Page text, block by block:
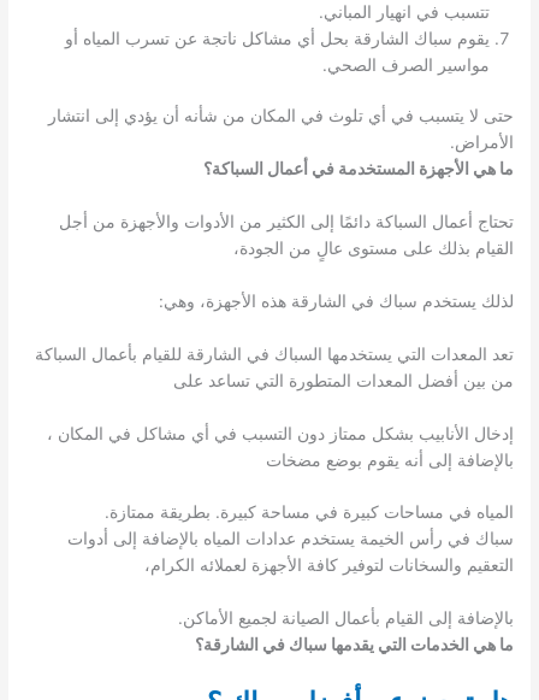
تتسبب في انهيار المباني.
يقوم سباك الشارقة بحل أي مشاكل ناتجة عن تسرب المياه أو
مواسير الصرف الصحي.
حتى لا يتسبب في أي تلوث في المكان من شأنه أن يؤدي إلى انتشار
الأمراض.
ما هي الأجهزة المستخدمة في أعمال السباكة؟
تحتاج أعمال السباكة دائمًا إلى الكثير من الأدوات والأجهزة من أجل
القيام بذلك على مستوى عالٍ من الجودة،
لذلك يستخدم سباك في الشارقة هذه الأجهزة، وهي:
تعد المعدات التي يستخدمها السباك في الشارقة للقيام بأعمال السباكة
من بين أفضل المعدات المتطورة التي تساعد على
إدخال الأنابيب بشكل ممتاز دون التسبب في أي مشاكل في المكان ،
بالإضافة إلى أنه يقوم بوضع مضخات
المياه في مساحات كبيرة في مساحة كبيرة. بطريقة ممتازة.
سباك في رأس الخيمة يستخدم عدادات المياه بالإضافة إلى أدوات
التعقيم والسخانات لتوفير كافة الأجهزة لعملائه الكرام،
بالإضافة إلى القيام بأعمال الصيانة لجميع الأماكن.
ما هي الخدمات التي يقدمها سباك في الشارقة؟